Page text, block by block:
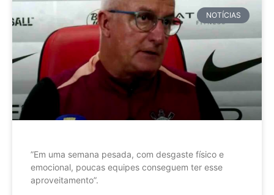
NOTÍCIAS
”Em uma semana pesada, com desgaste físico e
emocional, poucas equipes conseguem ter esse
aproveitamento”.